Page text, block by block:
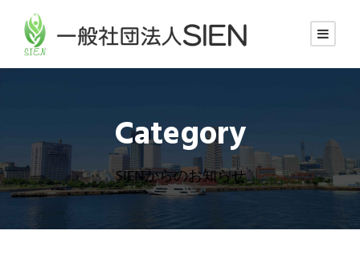
Category
SIENからのお知らせ